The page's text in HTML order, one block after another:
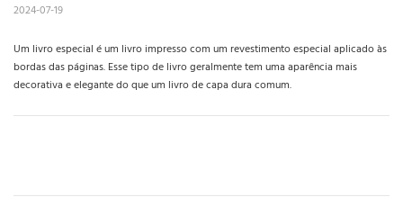
2024-07-19
Um livro especial é um livro impresso com um revestimento especial aplicado às
bordas das páginas. Esse tipo de livro geralmente tem uma aparência mais
decorativa e elegante do que um livro de capa dura comum.